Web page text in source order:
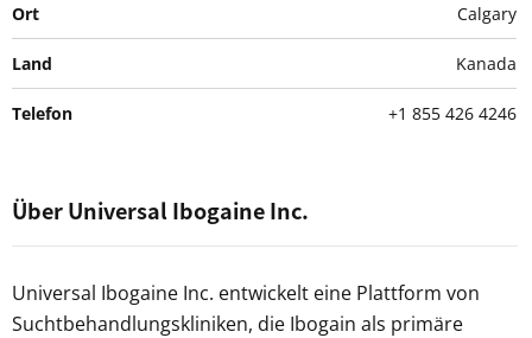
Ort Calgary
Land Kanada
Telefon +1 855 426 4246
Über Universal Ibogaine Inc.
Universal Ibogaine Inc. entwickelt eine Plattform von
Suchtbehandlungskliniken, die Ibogain als primäre